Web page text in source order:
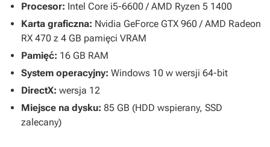
Procesor: Intel Core i5-6600 / AMD Ryzen 5 1400
Karta graficzna: Nvidia GeForce GTX 960 / AMD Radeon
RX 470 z 4 GB pamięci VRAM
Pamięć: 16 GB RAM
System operacyjny: Windows 10 w wersji 64-bit
DirectX: wersja 12
Miejsce na dysku: 85 GB (HDD wspierany, SSD
zalecany)